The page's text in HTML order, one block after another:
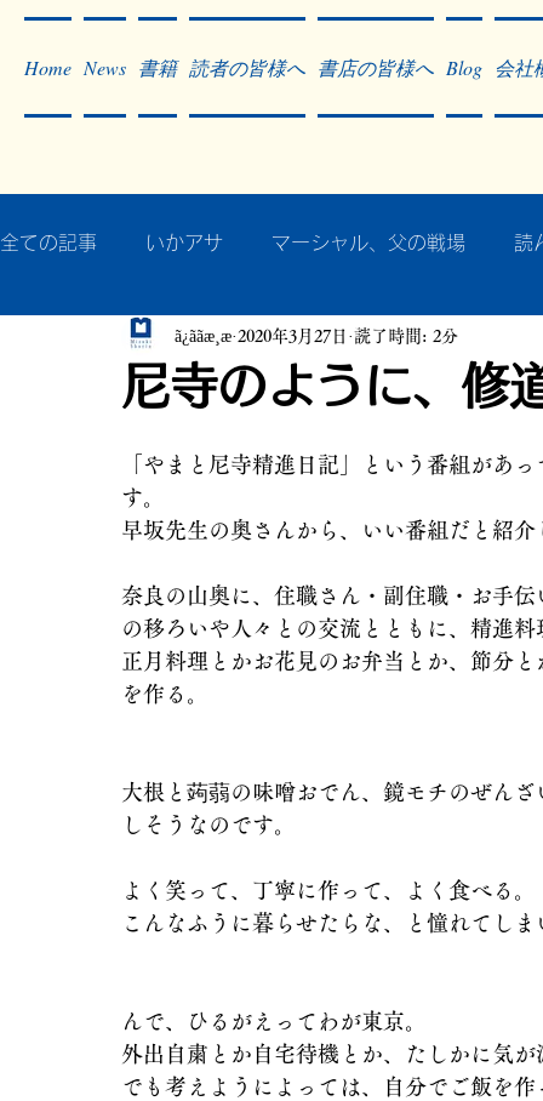
Home News 書籍 読者の皆様へ 書店の皆様へ Blog 会社
全ての記事 いかアサ マーシャル、父の戦場 読
秘蔵写真200枚でたどるアジア・太平洋戦争
尼寺のように、修
ã¿ããæ¸æ 2020年3月27日 読了時間: 2分
「やまと尼寺精進日記」という番組があ
す。
早坂先生の奥さんから、いい番組だと紹
奈良の山奥に、住職さん・副住職・お手
の移ろいや人々との交流とともに、精進
正月料理とかお花見のお弁当とか、節分
を作る。
大根と蒟蒻の味噌おでん、鏡モチのぜん
しそうなのです。
よく笑って、丁寧に作って、よく食べる。
こんなふうに暮らせたらな、と憧れてしま
んで、ひるがえってわが東京。
外出自粛とか自宅待機とか、たしかに気
でも考えようによっては、自分でご飯を